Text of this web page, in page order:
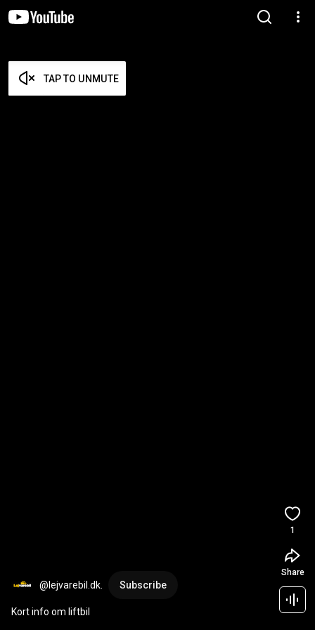
TAP TO UNMUTE
@lejvarebil.dk. Subscribe
Kort info om liftbil
1
Share